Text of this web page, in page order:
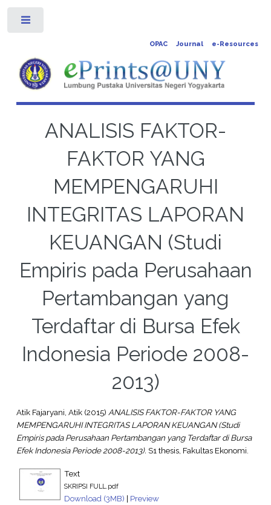
OPAC Journal e-Resources
ANALISIS FAKTOR-
FAKTOR YANG
MEMPENGARUHI
INTEGRITAS LAPORAN
KEUANGAN (Studi
Empiris pada Perusahaan
Pertambangan yang
Terdaftar di Bursa Efek
Indonesia Periode 2008-
2013)
Atik Fajaryani, Atik(2015) ANALISIS FAKTOR-FAKTOR YANG
MEMPENGARUHI INTEGRITAS LAPORAN KEUANGAN (Studi
Empiris pada Perusahaan Pertambangan yang Terdaftar di Bursa
Efek Indonesia Periode 2008-2013). S1 thesis, Fakultas Ekonomi.
Text
SKRIPSI FULL.pdf
Download (3MB) | Preview